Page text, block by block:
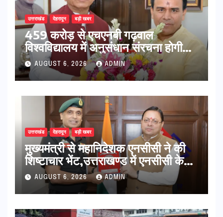
उत्तराखंड देहरादून बड़ी खबर
459 करोड़ से एचएनबी गढ़वाल
विश्वविद्यालय में अनुसंधान संरचना होगी
सुदृढ,उच्च शिक्षा मंत्री धन सिंह रावत ने
नवनियुक्त केन्द्रीय शिक्षा मंत्री से की
मुलाकात
AUGUST 6, 2026 ADMIN
उत्तराखंड देहरादून बड़ी खबर
मुख्यमंत्री से महानिदेशक एनसीसी ने की
शिष्टाचार भेंट,उत्तराखण्ड में एनसीसी के
विस्तार एवं आधुनिक आधारभूत संरचना के
विकास पर हुई महत्वपूर्ण चर्चा
AUGUST 6, 2026 ADMIN